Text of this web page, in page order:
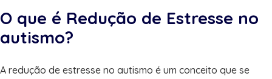
O que é Redução de Estresse no
autismo?
A redução de estresse no autismo é um conceito que se